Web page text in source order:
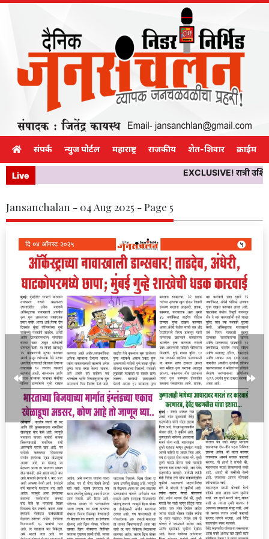
संपर्क न्युज पोर्टल महाराष्ट्र राजकीय शेत-शिवार क्राईम
Live EXCLUSIVE! रात्री
Jansanchalan - 04 Aug 2025 - Page 5